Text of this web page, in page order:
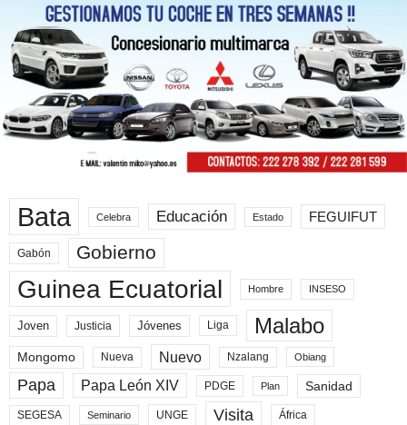
Bata Celebra Educación Estado FEGUIFUT
Gabón Gobierno
Guinea Ecuatorial Hombre INSESO
Joven Justicia Jóvenes Liga Malabo
Mongomo Nueva Nuevo Nzalang Obiang
Papa Papa León XIV PDGE Plan Sanidad
SEGESA Seminario UNGE Visita África